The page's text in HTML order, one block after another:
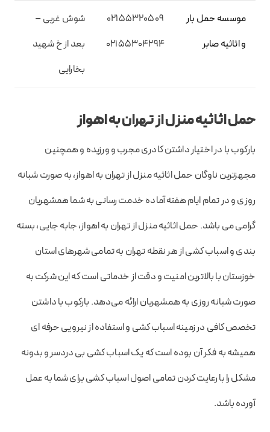
موسسه حمل بار
و اثاثیه صابر
02155320509
02155304294
شوش غربی –
بعد از خ شهید
بخارایی
حمل اثاثیه منزل از تهران به اهواز
بارکوب با در اختیار داشتن کادری مجرب و ورزیده و همچنین
مجهزترین ناوگان حمل اثاثیه منزل از تهران به اهواز، به صورت شبانه
روزی و در تمام ایام هفته آماده خدمت رسانی به شما همشهریان
گرامی می باشد. حمل اثاثیه منزل از تهران به اهواز، جابه جایی، بسته
بندی و اسباب کشی از هر نقطه تهران به تمامی شهرهای استان
خوزستان با بالاترین امنیت و دقت از خدماتی است که این شرکت به
صورت شبانه روزی به همشهریان ارائه می‌دهد. بارکوب با داشتن
تخصص کافی در زمینه اسباب کشی و استفاده از نیرویی حرفه ای
همیشه به فکر آن بوده است که یک اسباب کشی بی دردسر و بدونه
مشکل را با رعایت کردن تمامی اصول اسباب کشی برای شما به عمل
آورده باشد.